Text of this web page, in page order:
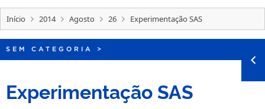
EDITAIS
OUVIDORIA
TELEFONES
Início 2014 Agosto 26 Experimentação SAS
SEM CATEGORIA >
Experimentação SAS